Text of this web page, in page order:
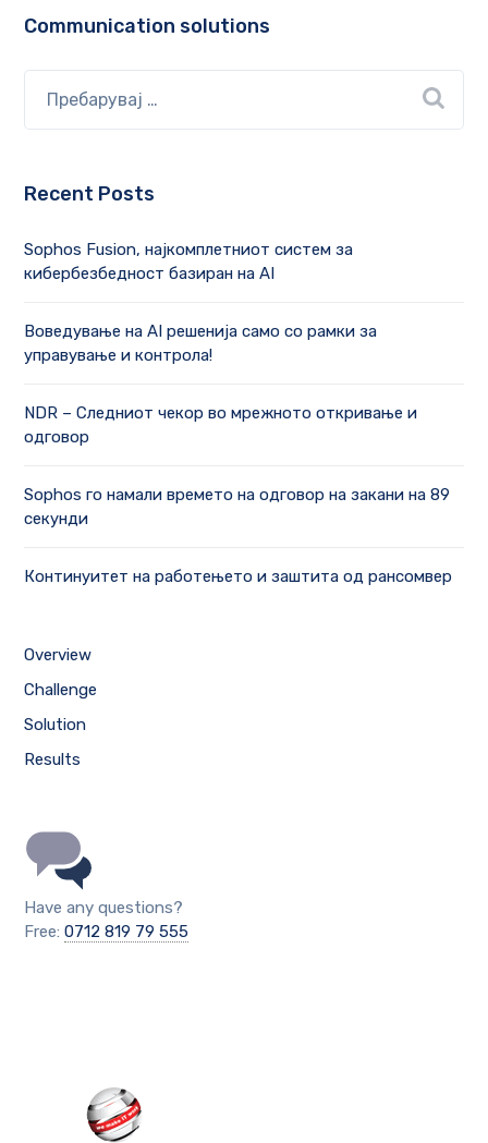
Communication solutions
Recent Posts
Sophos Fusion, најкомплетниот систем за
кибербезбедност базиран на AI
Воведување на AI решенија само со рамки за
управување и контрола!
NDR – Следниот чекор во мрежното откривање и
одговор
Sophos го намали времето на одговор на закани на 89
секунди
Континуитет на работењето и заштита од рансомвер
Overview
Challenge
Solution
Results
Have any questions?
Free:0712 819 79 555